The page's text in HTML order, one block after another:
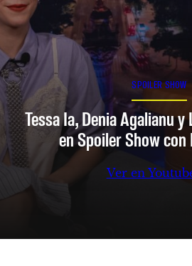
SPOILER SHOW
Tessa Ia, Denia Agalianu
en Spoiler Show con
Ver en